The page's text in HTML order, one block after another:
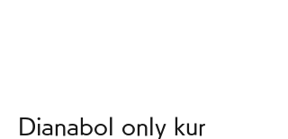
Dianabol only kur